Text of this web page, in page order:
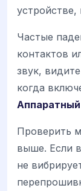
Частые
контактов
звук,
когда
Проверить
выше. Если
не